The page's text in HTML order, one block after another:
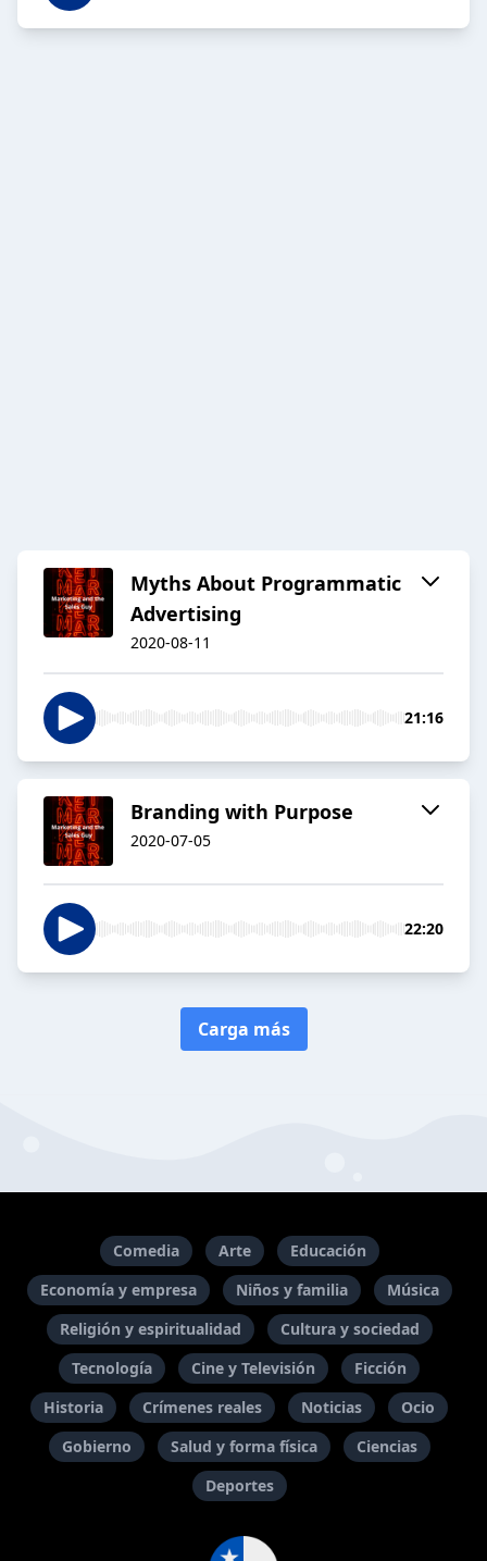
Myths About Programmatic
Advertising
2020-08-11
21:16
Branding with Purpose
2020-07-05
22:20
Carga más
Comedia Arte
Educación
Economía y empresa
Niños y familia
Música
Religión y espiritualidad
Cultura y sociedad
Tecnología
Cine y Televisión
Ficción
Historia
Crímenes reales Noticias
Ocio
Gobierno
Salud y forma física
Ciencias
Deportes